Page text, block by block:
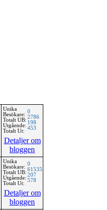
Unika
Besökare:
Totalt UB:
Utgående:
Totalt Ut:
0
2786
198
453
Detaljer om
bloggen
Unika
Besökare:
Totalt UB:
Utgående:
Totalt Ut:
0
61535
207
578
Detaljer om
bloggen